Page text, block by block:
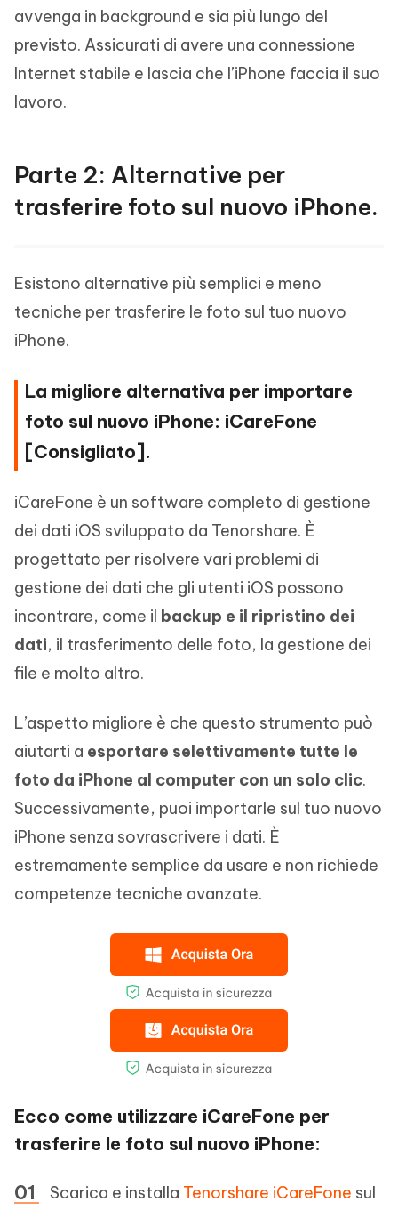
avvenga in background e sia più lungo del
previsto. Assicurati di avere una connessione
Internet stabile e lascia che l’iPhone faccia il suo
lavoro.
Parte 2: Alternative per
trasferire foto sul nuovo iPhone.
Esistono alternative più semplici e meno
tecniche per trasferire le foto sul tuo nuovo
iPhone.
La migliore alternativa per importare
foto sul nuovo iPhone: iCareFone
[Consigliato].
iCareFone è un software completo di gestione
dei dati iOS sviluppato da Tenorshare. È
progettato per risolvere vari problemi di
gestione dei dati che gli utenti iOS possono
incontrare, come il backup e il ripristino dei
dati, il trasferimento delle foto, la gestione dei
file e molto altro.
L’aspetto migliore è che questo strumento può
aiutarti a esportare selettivamente tutte le
foto da iPhone al computer con un solo clic.
Successivamente, puoi importarle sul tuo nuovo
iPhone senza sovrascrivere i dati. È
estremamente semplice da usare e non richiede
competenze tecniche avanzate.
Ecco come utilizzare iCareFone per
trasferire le foto sul nuovo iPhone:
Scarica e installa Tenorshare iCareFone sul